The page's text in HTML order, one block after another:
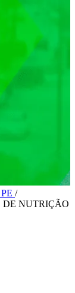
/
DE NUTRIÇÃO